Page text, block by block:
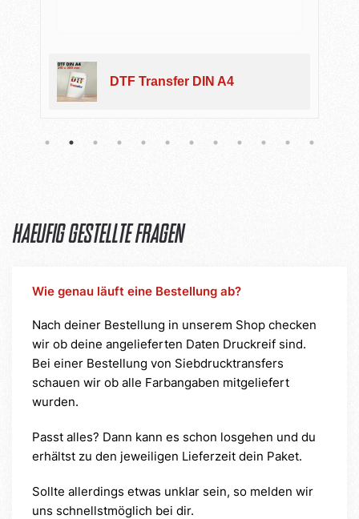
DTF Transfer Blockout
Meterware
Haeufig gestellte Fragen
Wie genau läuft eine Bestellung ab?
Nach deiner Bestellung in unserem Shop checken
wir ob deine angelieferten Daten Druckreif sind.
Bei einer Bestellung von Siebdrucktransfers
schauen wir ob alle Farbangaben mitgeliefert
wurden.
Passt alles? Dann kann es schon losgehen und du
erhältst zu den jeweiligen Lieferzeit dein Paket.
Sollte allerdings etwas unklar sein, so melden wir
uns schnellstmöglich bei dir.